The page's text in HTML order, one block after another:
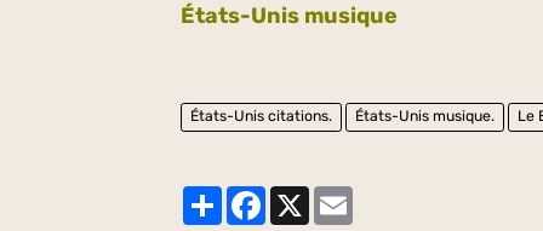
États-Unis musique
États-Unis citations. États-Unis musique. Le
PartagerFacebook
X